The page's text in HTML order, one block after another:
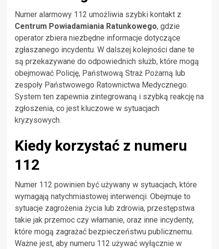
Numer alarmowy 112 umożliwia szybki kontakt z
Centrum Powiadamiania Ratunkowego, gdzie
operator zbiera niezbędne informacje dotyczące
zgłaszanego incydentu. W dalszej kolejności dane te
są przekazywane do odpowiednich służb, które mogą
obejmować Policję, Państwową Straż Pożarną lub
zespoły Państwowego Ratownictwa Medycznego.
System ten zapewnia zintegrowaną i szybką reakcję na
zgłoszenia, co jest kluczowe w sytuacjach
kryzysowych.
Kiedy korzystać z numeru
112
Numer 112 powinien być używany w sytuacjach, które
wymagają natychmiastowej interwencji. Obejmuje to
sytuacje zagrożenia życia lub zdrowia, przestępstwa
takie jak przemoc czy włamanie, oraz inne incydenty,
które mogą zagrażać bezpieczeństwu publicznemu.
Ważne jest, aby numeru 112 używać wyłącznie w